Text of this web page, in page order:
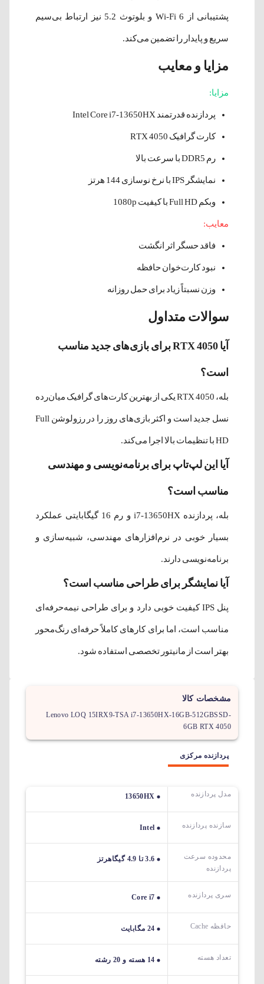
پشتیبانی از Wi-Fi 6 و بلوتوث 5.2 نیز ارتباط بی‌سیم
سریع و پایدار را تضمین می‌کند.
مزایا و معایب
مزایا:
پردازنده قدرتمند Intel Core i7-13650HX
کارت گرافیک RTX 4050
رم DDR5 با سرعت بالا
نمایشگر IPS با نرخ نوسازی 144 هرتز
وبکم Full HD با کیفیت 1080p
معایب:
فاقد حسگر اثر انگشت
نبود کارت‌خوان حافظه
وزن نسبتاً زیاد برای حمل روزانه
سوالات متداول
آیا RTX 4050 برای بازی‌های جدید مناسب
است؟
بله، RTX 4050 یکی از بهترین کارت‌های گرافیک میان‌رده
نسل جدید است و اکثر بازی‌های روز را در رزولوشن Full
HD با تنظیمات بالا اجرا می‌کند.
آیا این لپ‌تاپ برای برنامه‌نویسی و مهندسی
مناسب است؟
بله، پردازنده i7-13650HX و رم 16 گیگابایتی عملکرد
بسیار خوبی در نرم‌افزارهای مهندسی، شبیه‌سازی و
برنامه‌نویسی دارند.
آیا نمایشگر برای طراحی مناسب است؟
پنل IPS کیفیت خوبی دارد و برای طراحی نیمه‌حرفه‌ای
مناسب است، اما برای کارهای کاملاً حرفه‌ای رنگ‌محور
بهتر است از مانیتور تخصصی استفاده شود.
مشخصات کالا
Lenovo LOQ 15IRX9-TSA i7-13650HX-16GB-512GBSSD-
6GB RTX 4050
پردازنده مرکزی
مدل پردازنده 13650HX
سازنده پردازنده Intel
محدوده سرعت
پردازنده
3.6 تا 4.9 گیگاهرتز
سری پردازنده Core i7
حافظه Cache 24 مگابایت
تعداد هسته 14 هسته و 20 رشته